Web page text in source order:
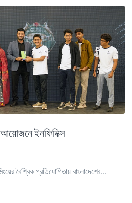
আয়োজনে ইনফিনিক্স
বৈশ্বিক প্রতিযোগিতায় বাংলাদেশের...